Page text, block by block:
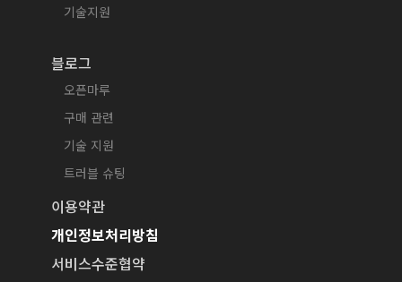
기술지원
블로그
오픈마루
구매 관련
기술 지원
트러블 슈팅
이용약관
개인정보처리방침
서비스수준협약